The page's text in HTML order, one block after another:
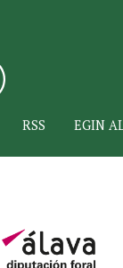
RSS EGIN